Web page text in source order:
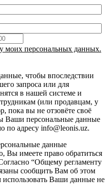
моих персональных данных.
чтобы впоследствии
запроса или для
в нашей системе и
(или продавцам, у
пока вы не отзовёте своё
Ваши персональные данные
по адресу info@leonis.uz.
данные
Вы имеете право обратиться
“Общему регламенту
сообщить Вам об этом
Ваши данные не